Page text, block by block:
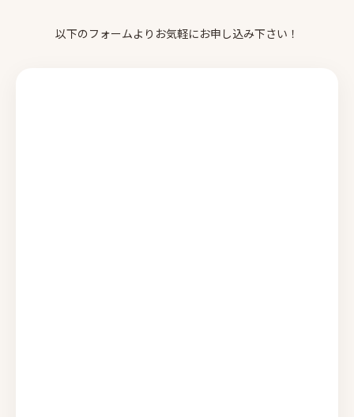
以下のフォームよりお気軽にお申し込み下さい！